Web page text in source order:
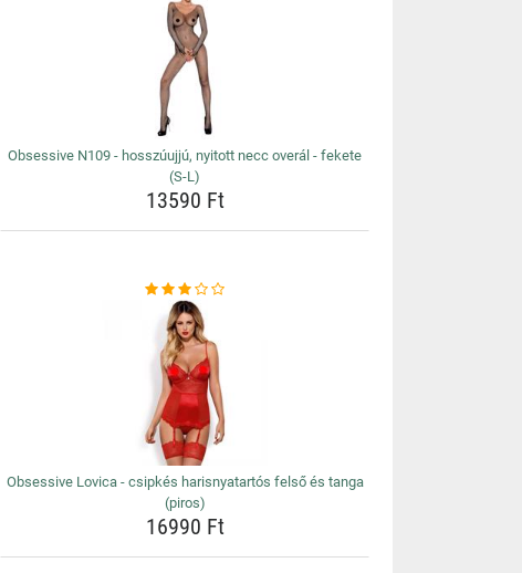
Obsessive N109 - hosszúujjú, nyitott necc overál - fekete
(S-L)
13590 Ft
Obsessive Lovica - csipkés harisnyatartós felső és tanga
(piros)
16990 Ft